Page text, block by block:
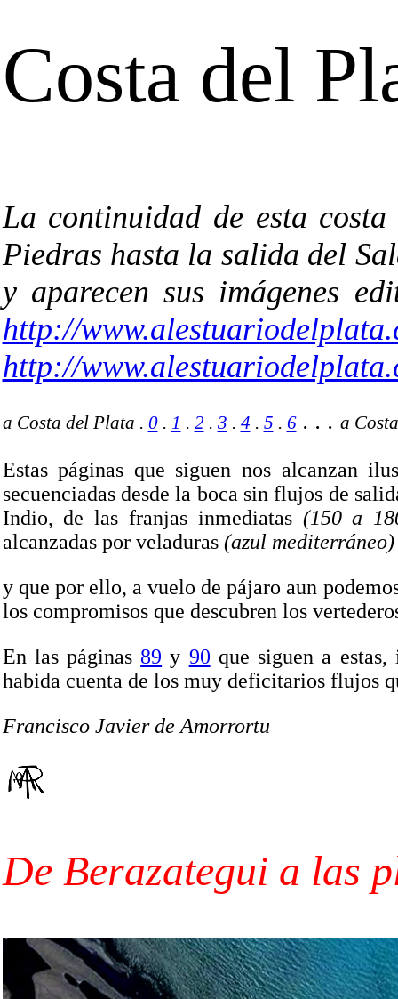
Costa del
La continuidad de esta
Piedras hasta la salida del
y aparecen sus imágenes
http://
http://
a Costa del Plata . 0. 1 . 2 . 3 . 4 . 5 . 6. . . a
Estas páginas que siguen nos alcanzan
secuenciadas desde la boca sin flujos de
Indio, de las franjas inmediatas (150 a
alcanzadas por veladuras (azul mediterráneo)
y que por ello, a vuelo de pájaro aun
los compromisos que descubren los
En las páginas 89 y 90 que siguen a
habida cuenta de los muy deficitarios flujos
Francisco Javier de Amorrortu
De Berazategui a las